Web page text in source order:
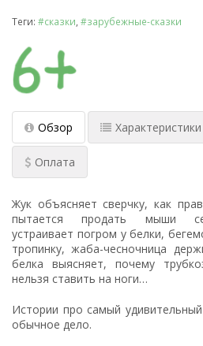
Теги: #сказки #зарубежные-сказки
Обзор Характеристики
Оплата
Жук объясняет сверчку, как
пытается продать мыши
устраивает погром у белки,
тропинку, жаба-чесночница
белка выясняет, почему
нельзя ставить на ноги…
Истории про самый
обычное дело.